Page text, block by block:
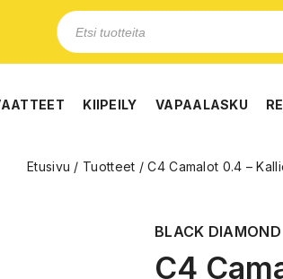
KIIPEILY VAPAALASKU
Etusivu / Tuotteet /C4 Camalot 0.4 –
BLACK DIAMOND
C4